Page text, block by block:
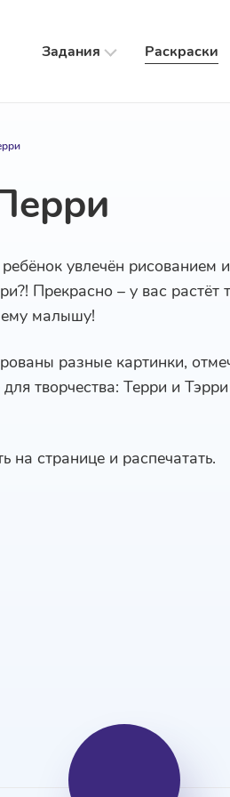
Задания Раскраски
увлечён рисованием
Прекрасно – у вас
малышу!
разные картинки,
творчества: Терри и
на странице и распечатать.